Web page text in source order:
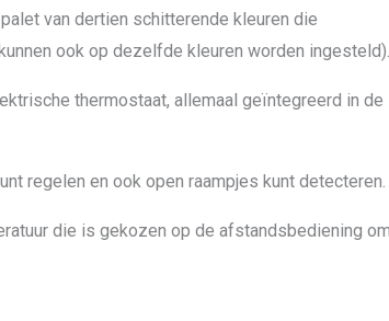
van dertien schitterende kleuren die
ook op dezelfde kleuren worden ingesteld).
thermostaat, allemaal geïntegreerd in de
regelen en ook open raampjes kunt detecteren.
die is gekozen op de afstandsbediening om